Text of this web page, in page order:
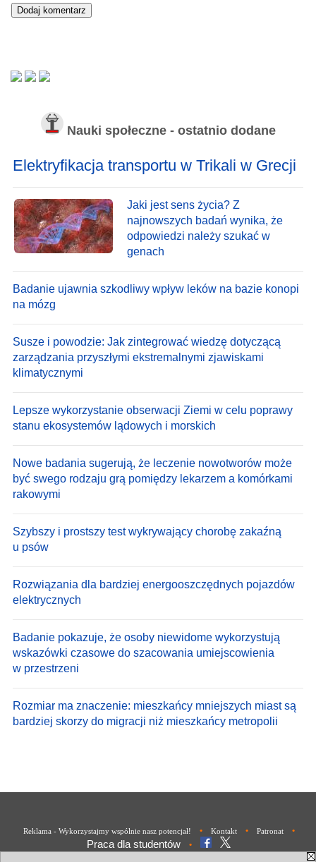
Nauki społeczne - ostatnio dodane
Elektryfikacja transportu w Trikali w Grecji
Jaki jest sens życia? Z
najnowszych badań wynika, że
odpowiedzi należy szukać w
genach
Badanie ujawnia szkodliwy wpływ leków na bazie konopi
na mózg
Susze i powodzie: Jak zintegrować wiedzę dotyczącą
zarządzania przyszłymi ekstremalnymi zjawiskami
klimatycznymi
Lepsze wykorzystanie obserwacji Ziemi w celu poprawy
stanu ekosystemów lądowych i morskich
Nowe badania sugerują, że leczenie nowotworów może
być swego rodzaju grą pomiędzy lekarzem a komórkami
rakowymi
Szybszy i prostszy test wykrywający chorobę zakaźną
u psów
Rozwiązania dla bardziej energooszczędnych pojazdów
elektrycznych
Badanie pokazuje, że osoby niewidome wykorzystują
wskazówki czasowe do szacowania umiejscowienia
w przestrzeni
Rozmiar ma znaczenie: mieszkańcy mniejszych miast są
bardziej skorzy do migracji niż mieszkańcy metropolii
Reklama - Wykorzystajmy wspólnie nasz potencjał! • Kontakt • Patronat •
Praca dla studentów •